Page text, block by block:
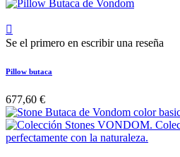

Se el primero en escribir una reseña
Pillow butaca
677,60 €